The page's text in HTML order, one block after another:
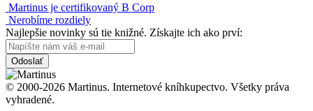
Martinus je certifikovaný B Corp
Nerobíme rozdiely
Najlepšie novinky sú tie knižné. Získajte ich ako prví:
Odoslať
© 2000-2026 Martinus. Internetové kníhkupectvo. Všetky práva
vyhradené.